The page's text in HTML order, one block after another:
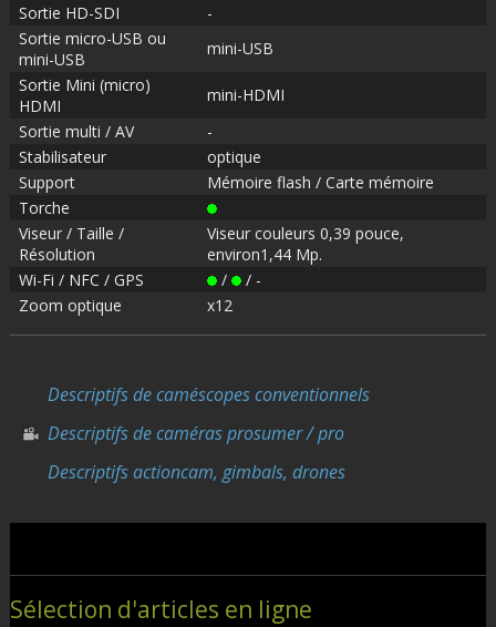
Sortie HD-SDI
-
Sortie micro-USB ou
mini-USB
mini-USB
Sortie Mini (micro)
HDMI
mini-HDMI
Sortie multi / AV
-
Stabilisateur
optique
Support
Mémoire flash / Carte mémoire
Torche
Viseur / Taille /
Résolution
Viseur couleurs 0,39 pouce,
environ1,44 Mp.
Wi-Fi / NFC / GPS
/
/ -
Zoom optique
x12
Descriptifs de caméscopes conventionnels
Descriptifs de caméras prosumer / pro
Descriptifs actioncam, gimbals, drones
Sélection d'articles en ligne